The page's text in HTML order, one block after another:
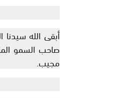
أبقى الله سيدنا
صاحب السمو
مجيب.